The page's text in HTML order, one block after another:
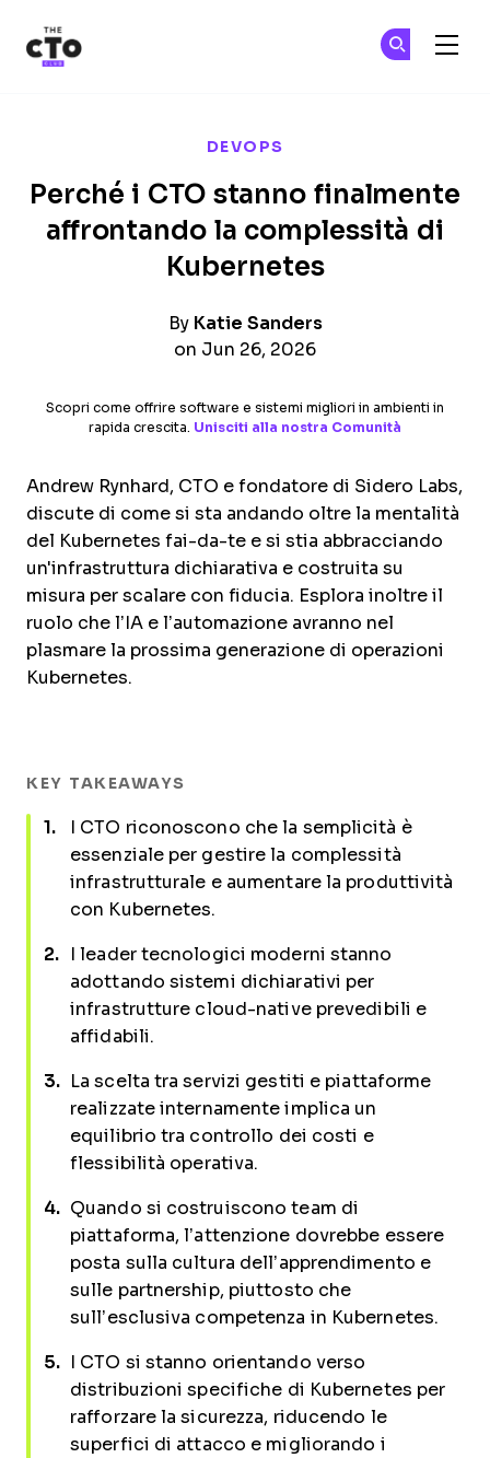
DEVOPS
Perché i CTO stanno finalmente
affrontando la complessità di
Kubernetes
By Katie Sanders
on Jun 26, 2026
Scopri come offrire software e sistemi migliori in ambienti in
rapida crescita. Unisciti alla nostra Comunità
Andrew Rynhard, CTO e fondatore di Sidero Labs,
discute di come si sta andando oltre la mentalità
del Kubernetes fai-da-te e si stia abbracciando
un'infrastruttura dichiarativa e costruita su
misura per scalare con fiducia. Esplora inoltre il
ruolo che l’IA e l’automazione avranno nel
plasmare la prossima generazione di operazioni
Kubernetes.
KEY TAKEAWAYS
I CTO riconoscono che la semplicità è
essenziale per gestire la complessità
infrastrutturale e aumentare la produttività
con Kubernetes.
I leader tecnologici moderni stanno
adottando sistemi dichiarativi per
infrastrutture cloud-native prevedibili e
affidabili.
La scelta tra servizi gestiti e piattaforme
realizzate internamente implica un
equilibrio tra controllo dei costi e
flessibilità operativa.
Quando si costruiscono team di
piattaforma, l’attenzione dovrebbe essere
posta sulla cultura dell’apprendimento e
sulle partnership, piuttosto che
sull’esclusiva competenza in Kubernetes.
I CTO si stanno orientando verso
distribuzioni specifiche di Kubernetes per
rafforzare la sicurezza, riducendo le
superfici di attacco e migliorando i